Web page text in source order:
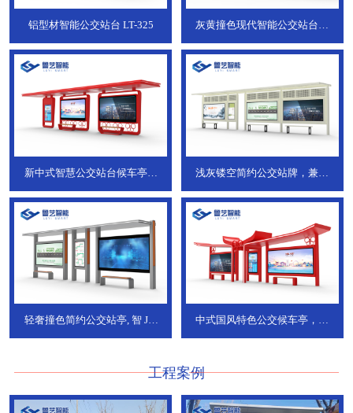
铝型材智能公交站台 LT-325
灰黄撞色现代智能公交站台，
新中式智慧公交站台候车亭，
浅灰镂空简约公交站牌，兼具
轻奢撞色简约公交站亭, 智 JT-
中式国风特色公交候车亭，承
工程案例